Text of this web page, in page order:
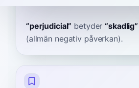
“perjudicial” betyder “skadlig”
(allmän negativ påverkan).